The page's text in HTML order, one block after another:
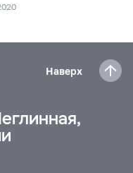
Наверх